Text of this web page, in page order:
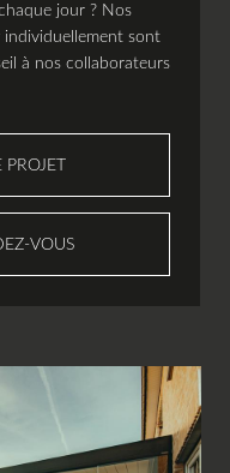
jour ? Nos
individuellement sont
à nos collaborateurs
VOUS